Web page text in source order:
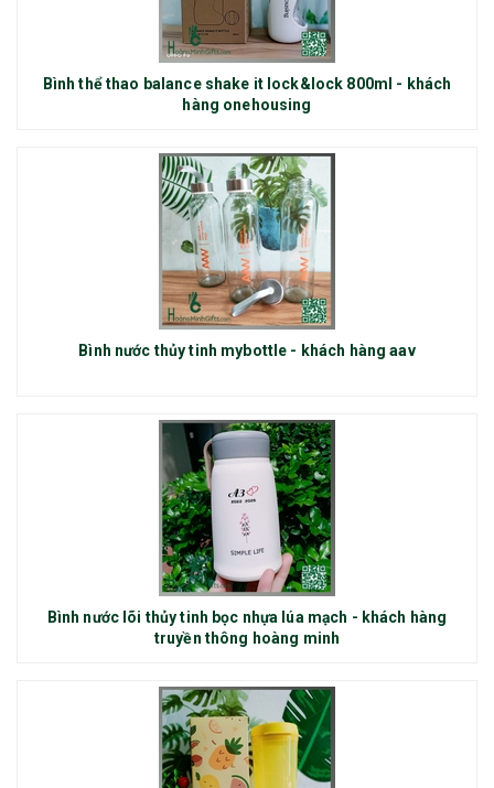
Bình thể thao balance shake it lock&lock 800ml - khách
hàng onehousing
Bình nước thủy tinh mybottle - khách hàng aav
Bình nước lõi thủy tinh bọc nhựa lúa mạch - khách hàng
truyền thông hoàng minh